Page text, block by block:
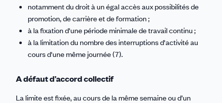
notamment du droit à un égal accès aux possibilités de
promotion, de carrière et de formation ;
à la fixation d'une période minimale de travail continu ;
à la limitation du nombre des interruptions d'activité au
cours d'une même journée (7).
A défaut d’accord collectif
La limite est fixée, au cours de la même semaine ou d’un